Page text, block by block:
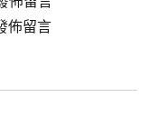
佈留言